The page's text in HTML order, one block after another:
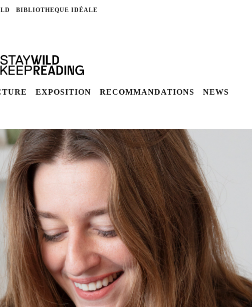
BIBLIOTHEQUE IDÉALE
EXPOSITION RECOMMANDATIONS NEWS